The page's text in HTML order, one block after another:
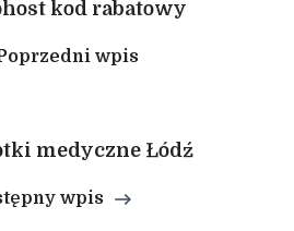
kod rabatowy
wpis
medyczne Łódź
wpis